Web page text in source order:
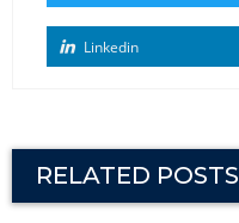
Linkedin
RELATED POSTS